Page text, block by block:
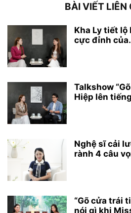
BÀI VIẾT LIÊN
Kha Ly tiết lộ
cực đỉnh
Talkshow
Hiệp lên
Nghệ sĩ cải
rành 4 câu
“Gõ cửa trái
nói gì khi